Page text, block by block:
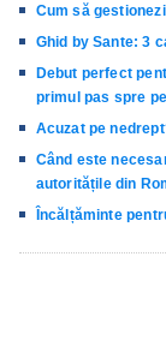
Cum să
Ghid by Sante: 3
Debut perfect
primul pas spre
Acuzat pe
Când este
autoritățile din
Încălțăminte